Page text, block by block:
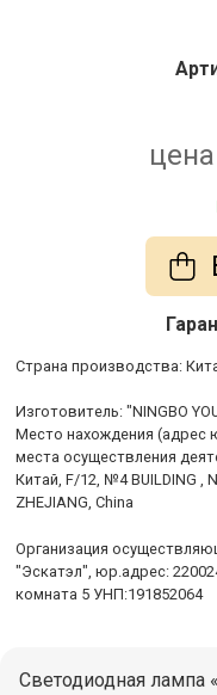
цена
Cтрана производства:
Изготовитель: "NINGBO
Место нахождения (адрес
места осуществления
Китай, F/12, №4 BUILDING ,
ZHEJIANG, China
Организация
"Эскатэл", юр.адрес:
комната 5 УНП:191852064
Светодиодная лампа